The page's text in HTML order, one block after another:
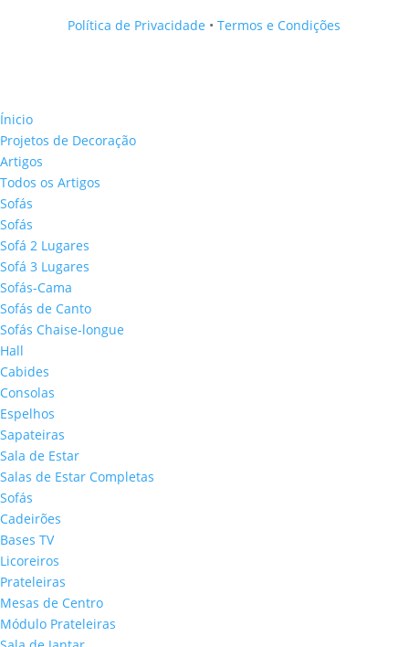
Política de Privacidade •Termos e Condições
Ínicio
Projetos de Decoração
Artigos
Todos os Artigos
Sofás
Sofás
Sofá 2 Lugares
Sofá 3 Lugares
Sofás-Cama
Sofás de Canto
Sofás Chaise-longue
Hall
Cabides
Consolas
Espelhos
Sapateiras
Sala de Estar
Salas de Estar Completas
Sofás
Cadeirões
Bases TV
Licoreiros
Prateleiras
Mesas de Centro
Módulo Prateleiras